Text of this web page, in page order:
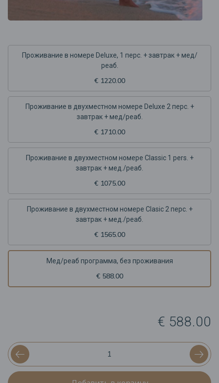
Проживание в номере Deluxe, 1 перс. + завтрак + мед/
реаб.
€ 1220.00
Проживание в двухместном номере Deluxe 2 перс. +
завтрак + мед/реаб.
€ 1710.00
Проживание в двухместном номере Classic 1 pers. +
завтрак + мед./реаб.
€ 1075.00
Проживание в двухместном номере Clasic 2 перс. +
завтрак + мед./реаб.
€ 1565.00
Мед/реаб программа, без проживания
€ 588.00
€ 588.00